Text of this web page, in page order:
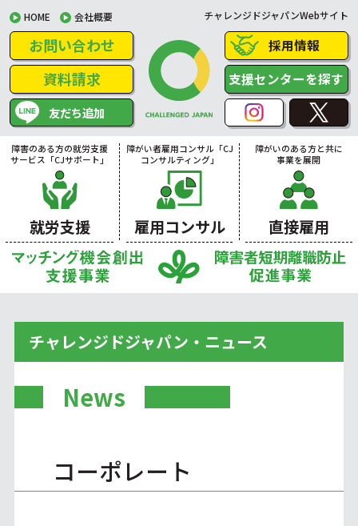
HOME 会社概要 チャレンジドジャパンWebサイト
お問い合わせ
資料請求
友だち追加
採用情報
支援センターを探す
障害のある方の就労支援
サービス「CJサポート」
就労支援
障がい者雇用コンサル「CJ
コンサルティング」
雇用コンサル
障がいのある方と共に
事業を展開
直接雇用
チャレンジドジャパン・ニュース
News
コーポレート